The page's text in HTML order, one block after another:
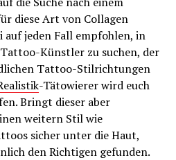
diese Art von Collagen
auf jeden Fall empfohlen, in
Künstler zu suchen, der
Tattoo-Stilrichtungen
-Tätowierer wird euch
Bringt dieser aber
weitern Stil wie
sicher unter die Haut,
den Richtigen gefunden.